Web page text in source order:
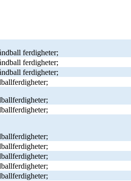
ferdigheter;
ferdigheter;
ferdigheter;